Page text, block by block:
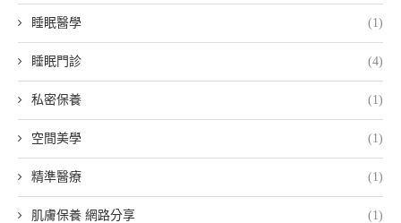
睡眠醫學 (1)
睡眠門診 (4)
私密保養 (1)
空間美學 (1)
精準醫療 (1)
肌膚保養 網路分享 (1)